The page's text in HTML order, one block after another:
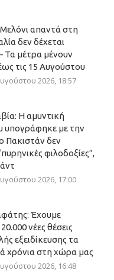
απαντά στη
δεν δέχεται
Τα μέτρα μένουν
τις 15 Αυγούστου
2026, 18:57
Η αμυντική
υπογράφηκε με την
Πακιστάν δεν
φιλοδοξίες”,
2026, 17:00
Έχουμε
νέες θέσεις
εξειδίκευσης τα
χρόνια στη χώρα μας
2026, 16:48